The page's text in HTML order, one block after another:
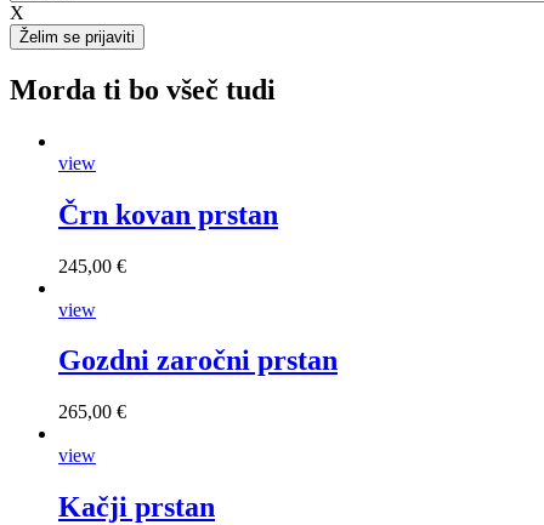
X
Morda ti bo všeč tudi
view
Črn kovan prstan
245,00 €
view
Gozdni zaročni prstan
265,00 €
view
Kačji prstan